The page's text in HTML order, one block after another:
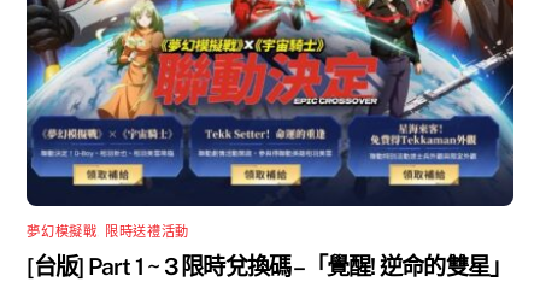
夢幻模擬戰 限時送禮活動
[台版] Part 1 ~ 3 限時兌換碼 –「覺醒! 逆命的雙星」